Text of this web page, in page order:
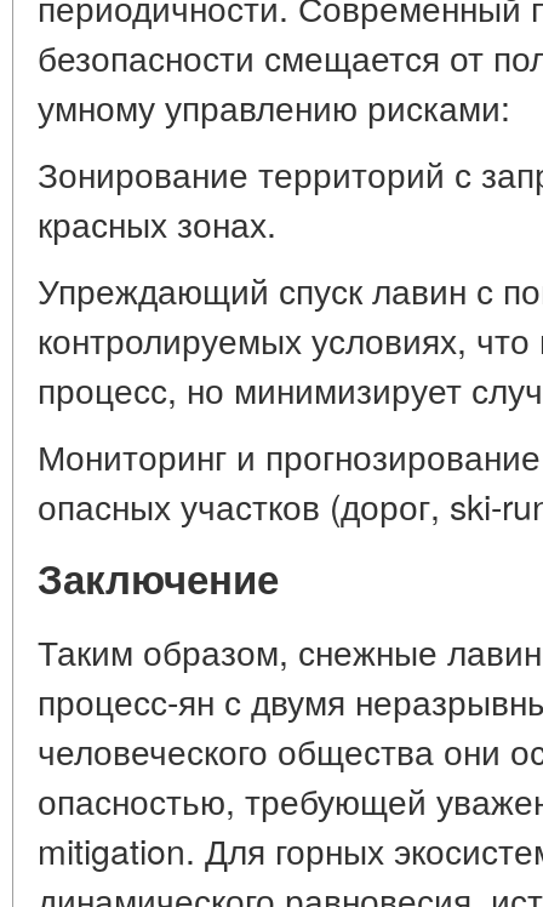
безопасности смещается от
умному управлению рисками:
Зонирование территорий с
красных зонах.
Упреждающий спуск лавин с
контролируемых условиях,
процесс, но минимизирует
Мониторинг и
опасных участков (дорог, ski-
Заключение
Таким образом, снежные
процесс-ян с двумя
человеческого общества они
опасностью, требующей
mitigation. Для горных